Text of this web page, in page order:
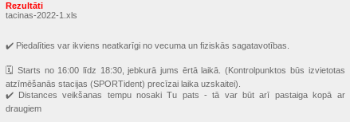
Rezultāti
tacinas-2022-1.xls
✔️ Piedalīties var ikviens neatkarīgi no vecuma un fiziskās sagatavotības.
🗓 Starts no 16:00 līdz 18:30, jebkurā jums ērtā laikā. (Kontrolpunktos būs izvietotas
atzīmēšanās stacijas (SPORTident) precīzai laika uzskaitei).
✔️ Distances veikšanas tempu nosaki Tu pats - tā var būt arī pastaiga kopā ar
draugiem